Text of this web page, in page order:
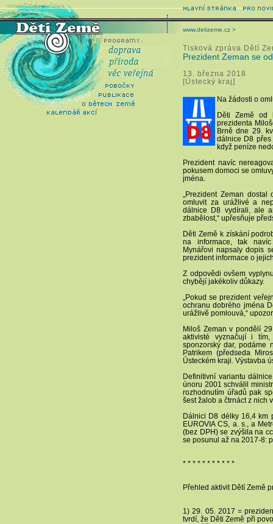
www.detizeme.cz >
Tisková zpráva Dětí
Prezident Zeman se
13. března 2018
[Ústecký kraj]
Na žádosti o
Děti Země od
prezidenta
Brně dne 29.
dálnice D8 přes
když peníze
Prezident navíc
pokusem domoci se
jména.
„Prezident Zeman
omluvit za urážlivé a
dálnice D8 vydírali, ale
zbabělost,“ upřesňuje
Děti Země k získání
na informace, tak navíc
Mynářovi napsaly dopis
prezident informace o
Z odpovědi ovšem
chybějí jakékoliv důkazy.
„Pokud se prezident
ochranu dobrého jména
urážlivě pomlouvá,“
Miloš Zeman v pondělí
aktivisté vyznačují i
sponzorský dar, podáme
Patrikem (předseda
Ústeckém kraji. Výstavba
Definitivní variantu
únoru 2001 schválil
rozhodnutím úřadů pak
šest žalob a čtrnáct z nich
Dálnici D8 délky 16,4 km
EUROVIA CS, a. s., a
(bez DPH) se zvýšila na
se posunul až na 2017-8:
* * * * * * * * * * *
Přehled aktivit Dětí Země
1) 29. 05. 2017 =
tvrdí, že Děti Země při